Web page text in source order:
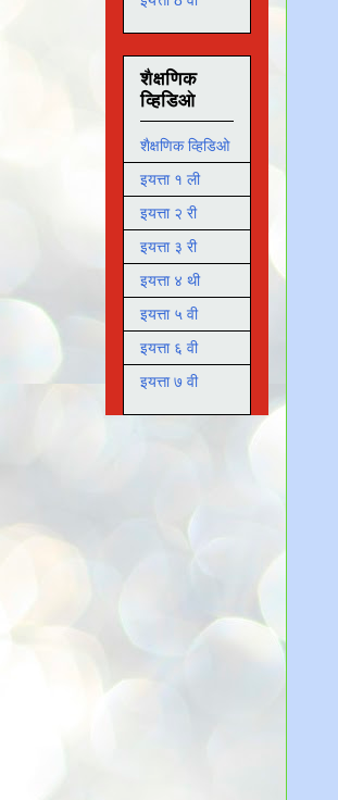
शैक्षणिक
व्हिडिओ
शैक्षणिक व्हिडिओ
इयत्ता १ ली
इयत्ता २ री
इयत्ता ३ री
इयत्ता ४ थी
इयत्ता ५ वी
इयत्ता ६ वी
इयत्ता ७ वी